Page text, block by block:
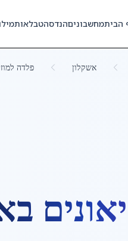
הביתמחשבוניםהנדסהטבלאות
אשקלון פלדה
ב